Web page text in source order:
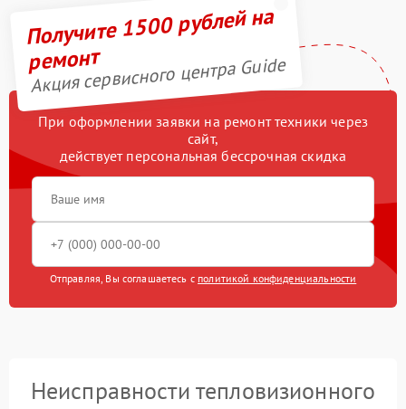
Получите 1500 рублей на
ремонт
Акция сервисного центра Guide
При оформлении заявки на ремонт техники через
сайт,
действует персональная бессрочная скидка
Отправляя, Вы соглашаетесь с политикой конфиденциальности
Неисправности тепловизионного